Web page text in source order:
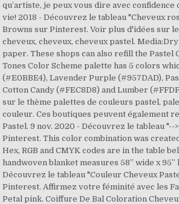
qu’artiste, je peux vous dire avec confidence
vie! 2018 - Découvrez le tableau "Cheveux
Browns sur Pinterest. Voir plus d'idées sur
cheveux, cheveux, cheveux pastel.
paper. These shops can also refill the Pastel
Tones Color Scheme palette has 5 colors
(#E0BBE4), Lavender Purple (#957DAD),
Cotton Candy (#FEC8D8) and Lumber
sur le thème palettes de couleurs pastel,
couleur. Ces boutiques peuvent également
Pastel. 9 nov. 2020 - Découvrez le tableau "--
Pinterest. This color combination was
Hex, RGB and CMYK codes are in the table
handwoven blanket measures 58” wide x 95”
Découvrez le tableau "Couleur Cheveux
Pinterest. Affirmez votre féminité avec les
Petal pink. Coiffure De Bal Coloration